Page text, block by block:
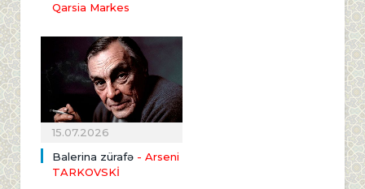
Qarsia Markes
15.07.2026
Balerina zürafə - Arseni
TARKOVSKİ